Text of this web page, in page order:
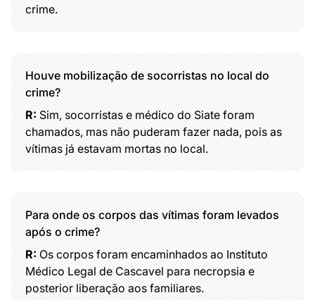
crime.
Houve mobilização de socorristas no local do
crime?
R:Sim, socorristas e médico do Siate foram
chamados, mas não puderam fazer nada, pois as
vítimas já estavam mortas no local.
Para onde os corpos das vítimas foram levados
após o crime?
R:Os corpos foram encaminhados ao Instituto
Médico Legal de Cascavel para necropsia e
posterior liberação aos familiares.